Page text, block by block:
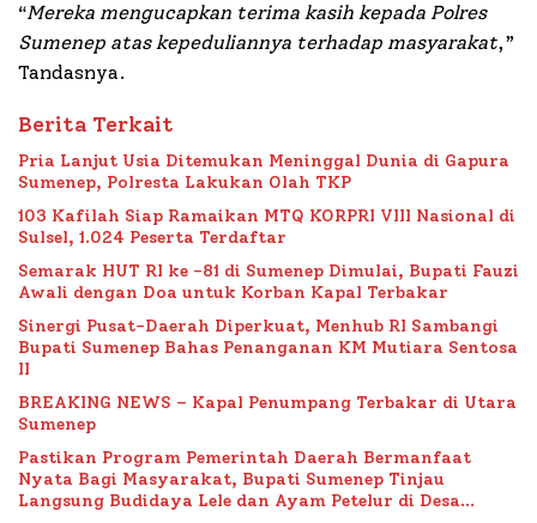
“Mereka mengucapkan terima kasih kepada Polres
Sumenep atas kepeduliannya terhadap masyarakat,”
Tandasnya.
Berita Terkait
Pria Lanjut Usia Ditemukan Meninggal Dunia di Gapura
Sumenep, Polresta Lakukan Olah TKP
103 Kafilah Siap Ramaikan MTQ KORPRI VIII Nasional di
Sulsel, 1.024 Peserta Terdaftar
Semarak HUT RI ke -81 di Sumenep Dimulai, Bupati Fauzi
Awali dengan Doa untuk Korban Kapal Terbakar
Sinergi Pusat-Daerah Diperkuat, Menhub RI Sambangi
Bupati Sumenep Bahas Penanganan KM Mutiara Sentosa
II
BREAKING NEWS – Kapal Penumpang Terbakar di Utara
Sumenep
Pastikan Program Pemerintah Daerah Bermanfaat
Nyata Bagi Masyarakat, Bupati Sumenep Tinjau
Langsung Budidaya Lele dan Ayam Petelur di Desa